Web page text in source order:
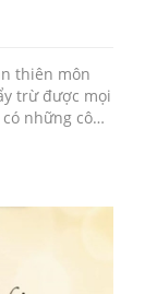
thiên môn
trừ được mọi
những công
nhau, tạo
thành lá có
Một số lá tiêu
chùm và